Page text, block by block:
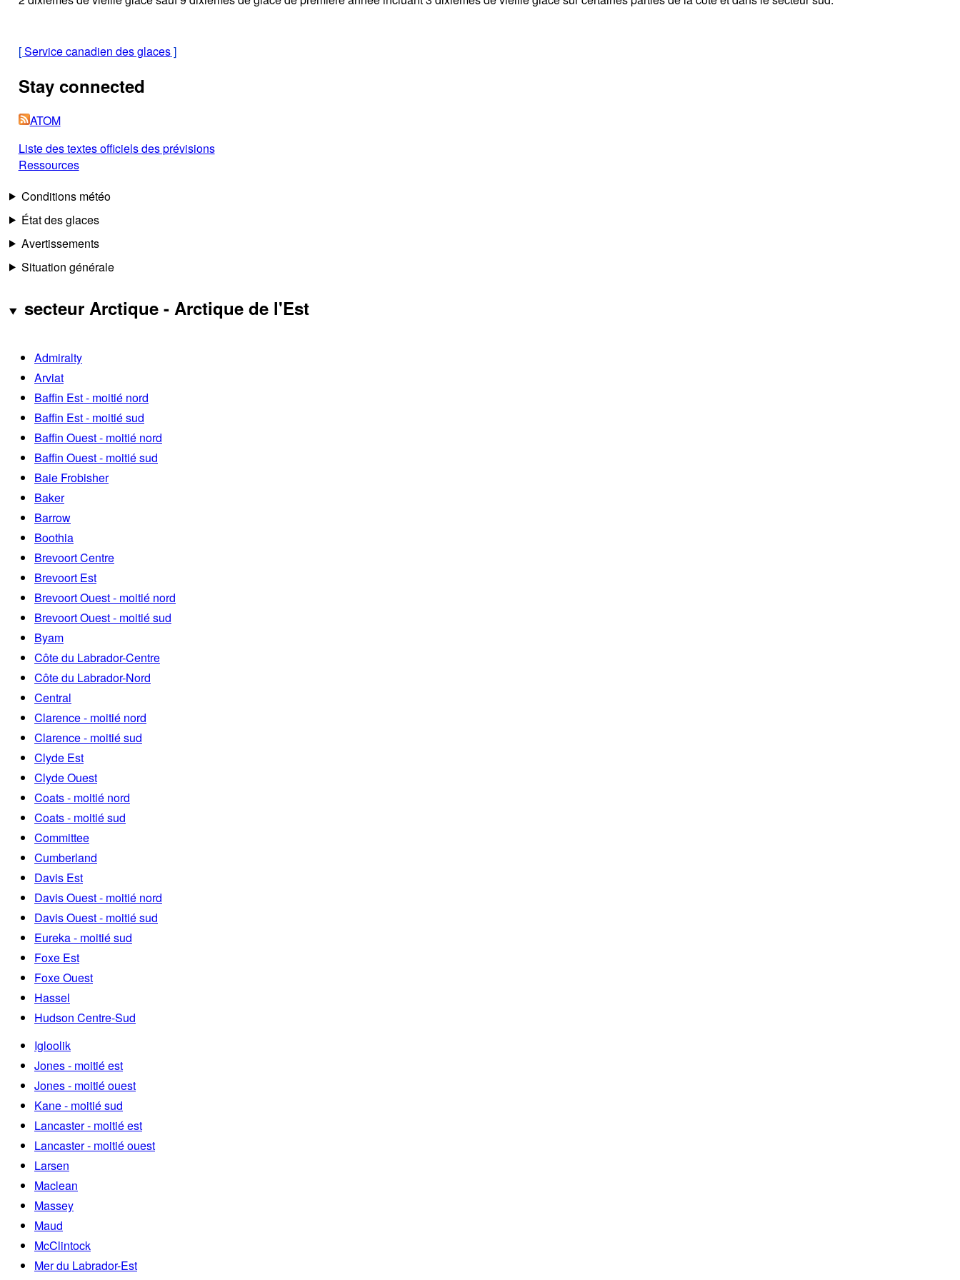
[Service canadien des glaces]
Stay connected
ATOM
Liste des textes officiels des prévisions
Ressources
Conditions météo
État des glaces
Avertissements
Situation générale
secteur Arctique - Arctique de l'Est
Admiralty
Arviat
Baffin Est - moitié nord
Baffin Est - moitié sud
Baffin Ouest - moitié nord
Baffin Ouest - moitié sud
Baie Frobisher
Baker
Barrow
Boothia
Brevoort Centre
Brevoort Est
Brevoort Ouest - moitié nord
Brevoort Ouest - moitié sud
Byam
Côte du Labrador-Centre
Côte du Labrador-Nord
Central
Clarence - moitié nord
Clarence - moitié sud
Clyde Est
Clyde Ouest
Coats - moitié nord
Coats - moitié sud
Committee
Cumberland
Davis Est
Davis Ouest - moitié nord
Davis Ouest - moitié sud
Eureka - moitié sud
Foxe Est
Foxe Ouest
Hassel
Hudson Centre-Sud
Igloolik
Jones - moitié est
Jones - moitié ouest
Kane - moitié sud
Lancaster - moitié est
Lancaster - moitié ouest
Larsen
Maclean
Massey
Maud
McClintock
Mer du Labrador-Est